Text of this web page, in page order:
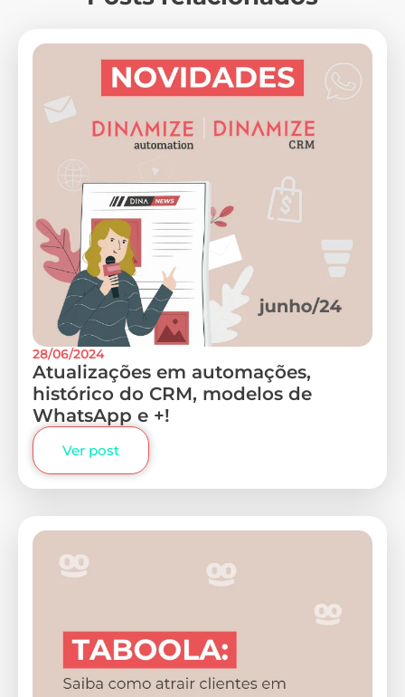
28/06/2024
Atualizações em automações,
histórico do CRM, modelos de
WhatsApp e +!
Ver post